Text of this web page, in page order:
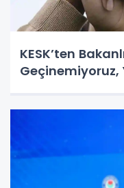
KESK’ten
Geçinemiyoruz,